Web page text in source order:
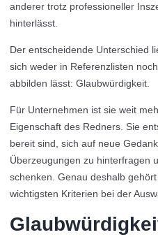
anderer trotz professioneller
hinterlässt.
Der entscheidende Unterschied
sich weder in Referenzlisten
abbilden lässt: Glaubwürdigkeit.
Für Unternehmen ist sie weit
Eigenschaft des Redners. Sie
bereit sind, sich auf neue
Überzeugungen zu hinterfragen
schenken. Genau deshalb
wichtigsten Kriterien bei der